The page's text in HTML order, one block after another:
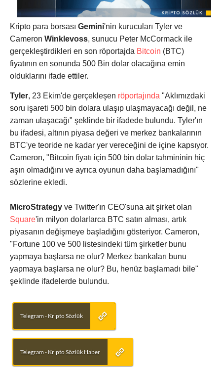
Kripto para borsası Gemini'nin kurucuları Tyler ve
Cameron Winklevoss, sunucu Peter McCormack ile
gerçekleştirdikleri en son röportajda Bitcoin (BTC)
fiyatının en sonunda 500 Bin dolar olacağına emin
olduklarını ifade ettiler.
Tyler, 23 Ekim'de gerçekleşen röportajında "Aklımızdaki
soru işareti 500 bin dolara ulaşıp ulaşmayacağı değil, ne
zaman ulaşacağı" şeklinde bir ifadede bulundu. Tyler'ın
bu ifadesi, altının piyasa değeri ve merkez bankalarının
BTC'ye teoride ne kadar yer vereceğini de içine kapsıyor.
Cameron, "Bitcoin fiyatı için 500 bin dolar tahmininin hiç
aşırı olmadığını ve ayrıca oyunun daha başlamadığını"
sözlerine ekledi.
MicroStrategy ve Twitter'ın CEO'suna ait şirket olan
Square'in milyon dolarlarca BTC satın alması, artık
piyasanın değişmeye başladığını gösteriyor. Cameron,
"Fortune 100 ve 500 listesindeki tüm şirketler bunu
yapmaya başlarsa ne olur? Merkez bankaları bunu
yapmaya başlarsa ne olur? Bu, henüz başlamadı bile"
şeklinde ifadelerde bulundu.
Telegram - Kripto Sözlük
Telegram - Kripto Sözlük Haber